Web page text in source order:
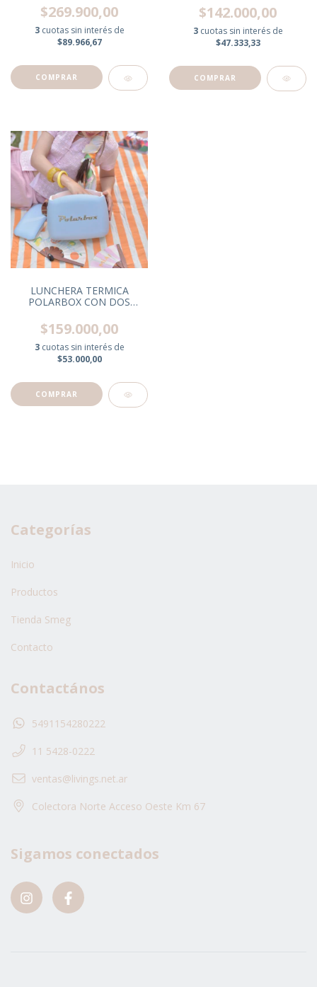
$269.900,00
3 cuotas sin interés de
$89.966,67
C/CORREA MARRON
$142.000,00
3 cuotas sin interés de
$47.333,33
LUNCHERA TERMICA
POLARBOX CON DOS
MARRON
$159.000,00
3 cuotas sin interés de
$53.000,00
Categorías
Inicio
Productos
Tienda Smeg
Contacto
Contactános
5491154280222
11 5428-0222
ventas@livings.net.ar
Colectora Norte Acceso Oeste Km 67
Sigamos conectados